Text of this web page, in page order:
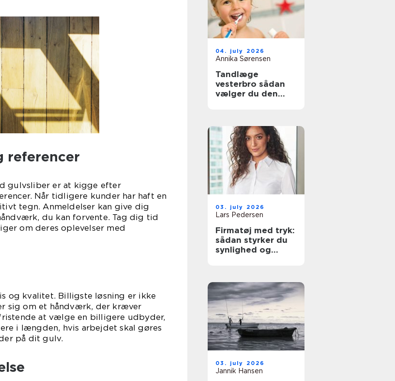
referencer
gulvsliber er at kigge efter
Når tidligere kunder har haft en
tegn. Anmeldelser kan give dig
du kan forvente. Tag dig tid
om deres oplevelser med
og kvalitet. Billigste løsning er ikke
sig om et håndværk, der kræver
at vælge en billigere udbyder,
i længden, hvis arbejdet skal gøres
på dit gulv.
04. july 2026
Annika Sørensen
Tandlæge
vesterbro sådan
vælger du den
03. july 2026
Lars Pedersen
Firmatøj med tryk:
sådan styrker du
synlighed og
03. july 2026
Jannik Hansen